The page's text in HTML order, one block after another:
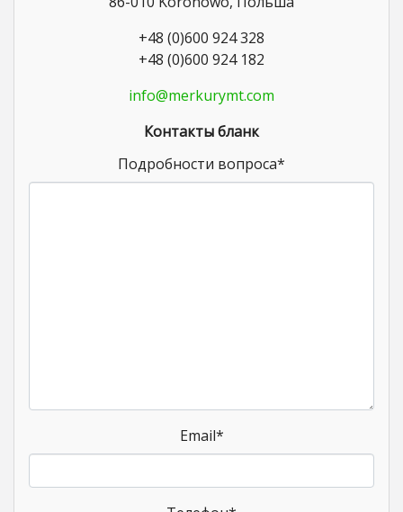
+48 (0)600 924 328
+48 (0)600 924 182
info@merkurymt.com
Контакты бланк
Подробности вопроса*
Email*